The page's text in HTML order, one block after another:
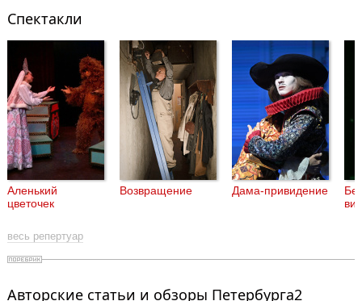
Спектакли
Аленький
цветочек
Возвращение Дама-привидение
весь репертуар
Авторские статьи и обзоры Петербурга2